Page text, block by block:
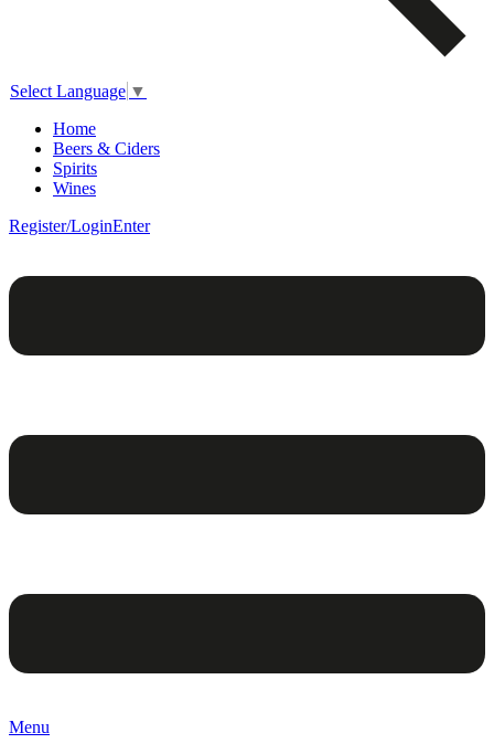
Select Language ▼
Home
Beers & Ciders
Spirits
Wines
Register/LoginEnter
Menu